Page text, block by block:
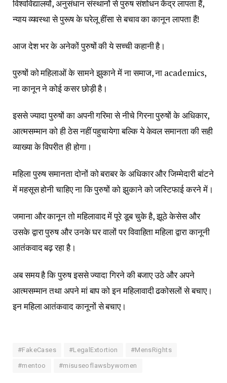
विश्वविद्यालयों, अनुसंधान संस्थानों से पुरुष संशोधन केंद्र लापता हैं,
न्याय व्यवस्था से पुरूष के घरेलू हींसा से बचाव का कानून लापता हैं!
आज देश भर के अनेकों पुरुषों की ये सच्ची कहानी है।
पुरुषों को महिलाओं के सामने झुकाने में ना समाज, ना academics,
ना कानून ने कोई कसर छोड़ी है।
इससे ज्यादा पुरुषों का अपनी गरिमा से नीचे गिरना पुरुषों के अधिकार,
आत्मसम्मान को ही ठेस नहीं पहुचायेगा बल्कि ये केवल समानता की सही
व्याख्या के विपरीत ही होगा।
महिला पुरुष समानता दोनों को बराबर के अधिकार और जिम्मेदारी बांटने
में महसूस होनी चाहिए ना कि पुरुषों को झुकाने को जस्टिफाई करने में।
जमाना और कानून तो महिलावाद में पूरे डूब चुके है, झूठे केसेस और
उसके द्वारा पुरुष और उनके घर वालों पर विवाहिता महिला द्वारा कानूनी
आतंकवाद बढ़ रहा है।
अब समय है कि पुरुष इससे ज्यादा गिरने की बजाए उठे और अपने
आत्मसम्मान तथा अपने मां बाप को इन महिलावादी ढकोसलों से बचाए।
इन महिला आतंकवाद कानूनों से बचाए।
#FakeCases #LegalExtortion #MensRights
#mentoo #misuseoflawsbywomen